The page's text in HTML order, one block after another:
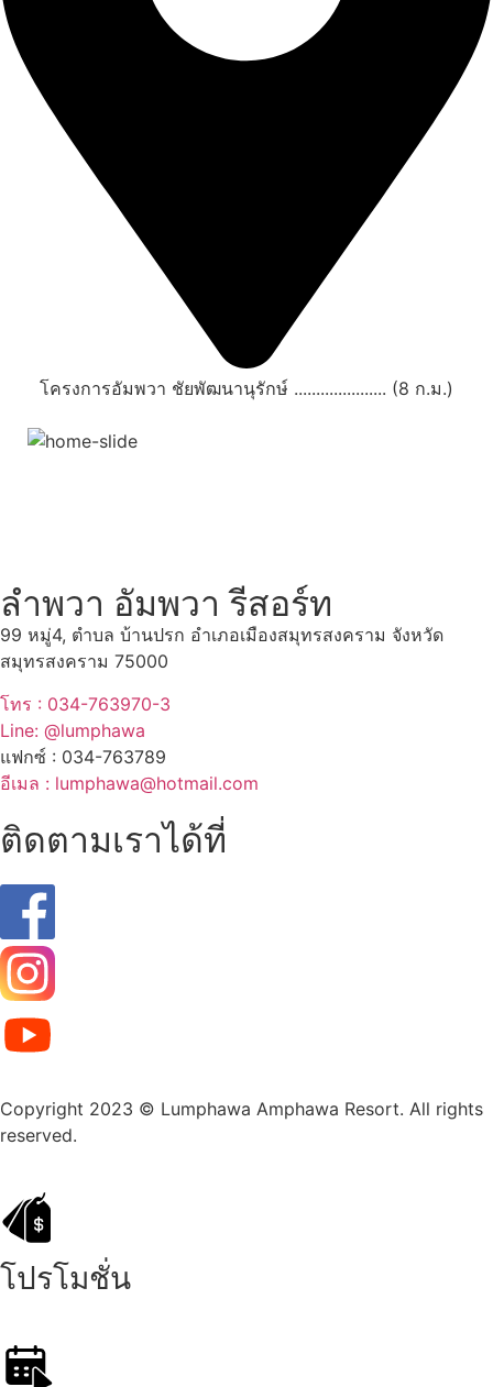
โครงการอัมพวา ชัยพัฒนานุรักษ์ ..................... (8 ก.ม.)
ลำพวา อัมพวา รีสอร์ท
99 หมู่4, ตำบล บ้านปรก อำเภอเมืองสมุทรสงคราม จังหวัด
สมุทรสงคราม 75000
โทร : 034-763970-3
Line: @lumphawa
แฟกซ์ : 034-763789
อีเมล : lumphawa@hotmail.com
ติดตามเราได้ที่
Copyright 2023 © Lumphawa Amphawa Resort. All rights
reserved.
โปรโมชั่น